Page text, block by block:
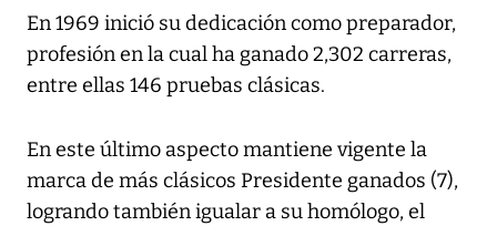
En 1969 inició su dedicación como preparador,
profesión en la cual ha ganado 2,302 carreras,
entre ellas 146 pruebas clásicas.
En este último aspecto mantiene vigente la
marca de más clásicos Presidente ganados (7),
logrando también igualar a su homólogo, el